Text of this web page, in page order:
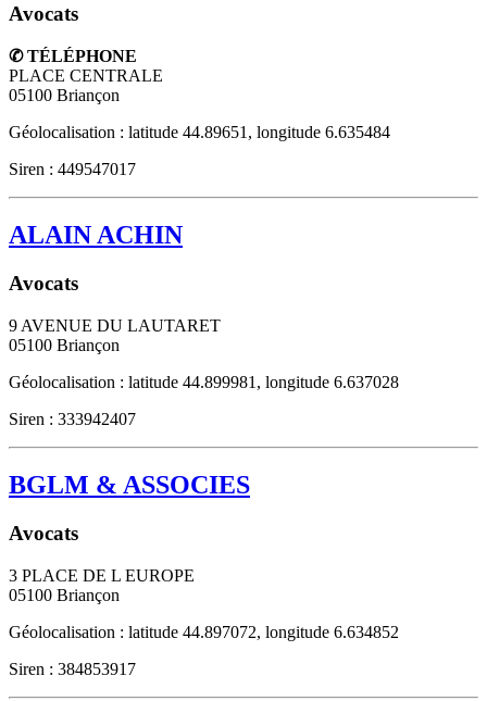
Avocats
✆ TÉLÉPHONE
PLACE CENTRALE
05100 Briançon
Géolocalisation : latitude 44.89651, longitude 6.635484
Siren : 449547017
ALAIN ACHIN
Avocats
9 AVENUE DU LAUTARET
05100 Briançon
Géolocalisation : latitude 44.899981, longitude 6.637028
Siren : 333942407
BGLM & ASSOCIES
Avocats
3 PLACE DE L EUROPE
05100 Briançon
Géolocalisation : latitude 44.897072, longitude 6.634852
Siren : 384853917